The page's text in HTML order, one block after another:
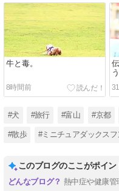
牛と毒。
8時間前
#犬 #旅行 #富山 #京都
#散歩 #ミニチュアダックスフ
このブログのここがポイン
熱中症や健康